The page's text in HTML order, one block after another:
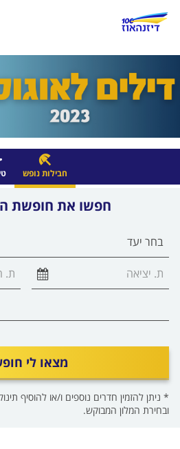
חבילות נופש
חפשו את חופשת
מצאו לי
* ניתן להזמין חדרים נוספים ו/או להוסיף
ובחירת המלון המבוקש.